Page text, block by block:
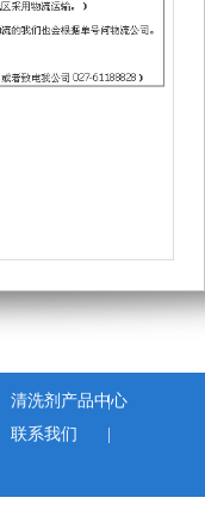
清洗剂产品中心
|
联系我们